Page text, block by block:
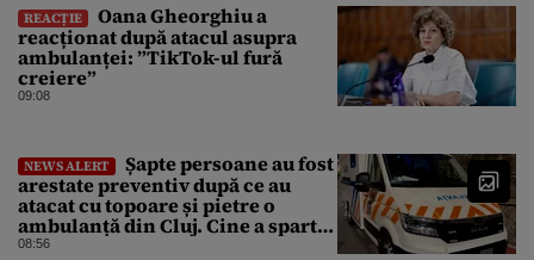
REACȚIE
Oana Gheorghiu a
reacționat după atacul asupra
ambulanței: ”TikTok-ul fură
creiere”
09:08
NEWS ALERT
Șapte persoane au fost
arestate preventiv după ce au
atacat cu topoare și pietre o
ambulanță din Cluj. Cine a spart
parbrizul și l-a rănit pe șofer
08:56